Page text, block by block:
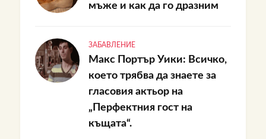
мъже и как да го дразним
ЗАБАВЛЕНИЕ
Макс Портър Уики: Всичко,
което трябва да знаете за
гласовия актьор на
„Перфектния гост на
къщата“.